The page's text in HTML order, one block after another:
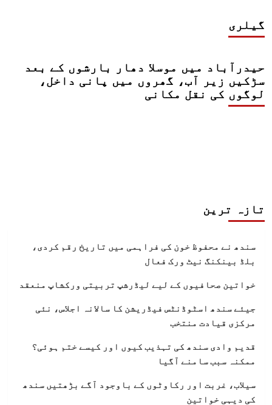
گیلری
حیدرآباد میں موسلا دھار بارشوں کے بعد
سڑکیں زیر آب، گھروں میں پانی داخل،
لوگوں کی نقل مکانی
تازہ ترین
سندھ نے محفوظ خون کی فراہمی میں تاریخ رقم کردی،
بلڈ بینکنگ نیٹ ورک فعال
خواتین صحافیوں کے لیے لیڈرشپ تربیتی ورکشاپ منعقد
جیئے سندھ اسٹوڈنٹس فیڈریشن کا سالانہ اجلاس، نئی
مرکزی قیادت منتخب
قدیم وادی سندھ کی تہذیب کیوں اور کیسے ختم ہوئی؟
ممکنہ سبب سامنے آگیا
سیلاب، غربت اور رکاوٹوں کے باوجود آگے بڑھتیں سندھ
کی دیہی خواتین